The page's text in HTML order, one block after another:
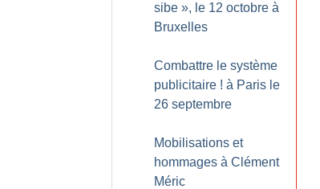
sibe », le 12 octobre à
Bruxelles
Combattre le système
publicitaire ! à Paris le
26 septembre
Mobilisations et
hommages à Clément
Méric